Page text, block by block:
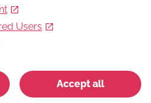
Luova lava -leiri
Users
Accept all